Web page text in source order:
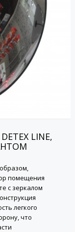
LINE,
помещения
с зеркалом
легкого
что